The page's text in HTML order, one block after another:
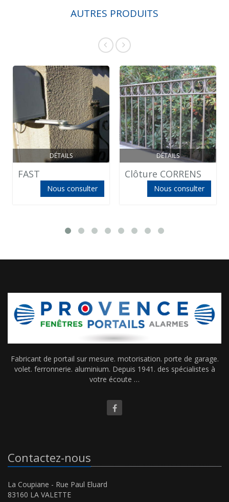
AUTRES PRODUITS
DÉTAILS
FAST
Nous consulter
DÉTAILS
Clôture CORRENS
Nous consulter
Fabricant de portail sur mesure. motorisation. porte de garage.
volet. ferronnerie. aluminium. Depuis 1941. des spécialistes à
votre écoute …
Contactez-nous
La Coupiane - Rue Paul Eluard
83160 LA VALETTE